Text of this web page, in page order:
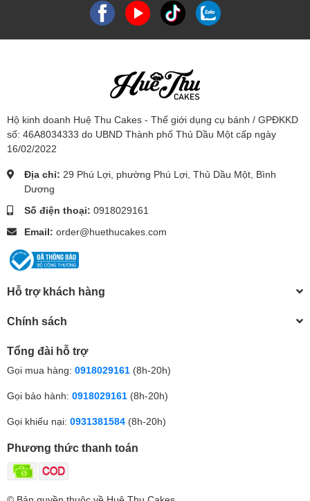
Hộ kinh doanh Huệ Thu Cakes - Thế giới dụng cụ bánh / GPĐKKD
số: 46A8034333 do UBND Thành phố Thủ Dầu Một cấp ngày
16/02/2022
Địa chỉ: 29 Phú Lợi, phường Phú Lợi, Thủ Dầu Một, Bình
Dương
Số điện thoại: 0918029161
Email: order@huethucakes.com
Hỗ trợ khách hàng
Chính sách
Tổng đài hỗ trợ
Gọi mua hàng: 0918029161 (8h-20h)
Gọi bảo hành: 0918029161 (8h-20h)
Gọi khiếu nại: 0931381584 (8h-20h)
Phương thức thanh toán